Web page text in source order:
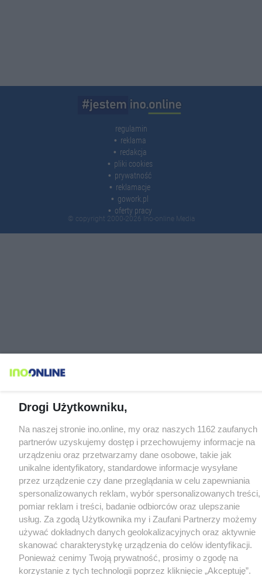
regulamin
reklama
redakcja
pliki cookies
prywatność
reklamacje
gowork.pl
oferty pracy
© copyright 2000-2026 Ino-online Media
Drogi Użytkowniku,
Na naszej stronie ino.online, my oraz naszych 1162 zaufanych
partnerów uzyskujemy dostęp i przechowujemy informacje na
urządzeniu oraz przetwarzamy dane osobowe, takie jak
unikalne identyfikatory, standardowe informacje wysyłane
przez urządzenie czy dane przeglądania w celu zapewniania
spersonalizowanych reklam, wybór spersonalizowanych treści,
pomiar reklam i treści, badanie odbiorców oraz ulepszanie
usług. Za zgodą Użytkownika my i Zaufani Partnerzy możemy
używać dokładnych danych geolokalizacyjnych oraz aktywnie
skanować charakterystykę urządzenia do celów identyfikacji.
Ponieważ cenimy Twoją prywatność, prosimy o zgodę na
korzystanie z tych technologii poprzez kliknięcie „Akceptuję”.